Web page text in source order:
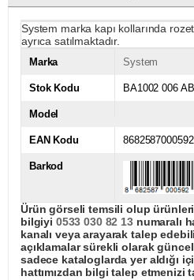
System marka kapı kollarında
ayrıca satılmaktadır.
Marka System
Stok Kodu BA1002 006
Model
EAN Kodu 8682587000592
Barkod
Ürün görseli temsili olup
bilgiyi 0533 030 82 13numaralı
kanalı veya arayarak talep
açıklamalar sürekli olarak
sadece kataloglarda yer aldığı
hattımızdan bilgi talep etmenizi